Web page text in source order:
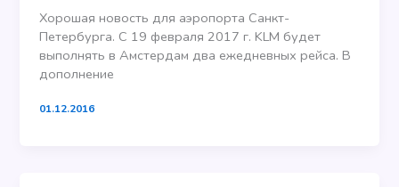
Хорошая новость для аэропорта Санкт-
Петербурга. С 19 февраля 2017 г. KLM будет
выполнять в Амстердам два ежедневных рейса. В
дополнение
01.12.2016